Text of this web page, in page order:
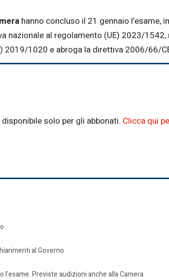
hanno concluso il 21 gennaio
nazionale al regolamento (UE) 2023/1542,
1020 e abroga la direttiva 2006/66/
solo per gli abbonati. Clicca qui
al Governo
l'esame. Previste audizioni anche alla Camera